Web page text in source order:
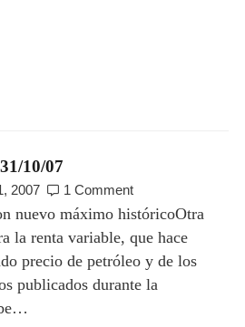
10/07
2007 1 Comment
nuevo máximo históricoOtra
la renta variable, que hace
precio de petróleo y de los
publicados durante la